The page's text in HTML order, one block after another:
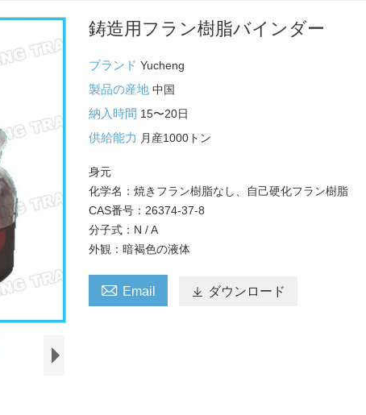
鋳造用フラン樹脂バインダー
ブランドYucheng
製品の産地中国
納入時間 15〜20日
供給能力 月産1000トン
身元
化学名：焼きフラン樹脂なし、自己硬化フラン樹脂
CAS番号：26374-37-8
分子式：N / A
外観：暗褐色の液体
 Email  ダウンロード